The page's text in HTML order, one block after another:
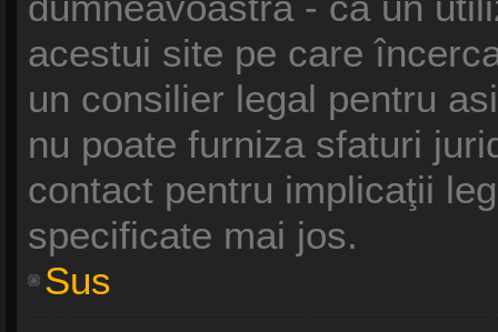
acestui site pe care
un consilier legal pentru
nu poate furniza sfaturi
contact pentru implicaţii
specificate mai jos.
Sus